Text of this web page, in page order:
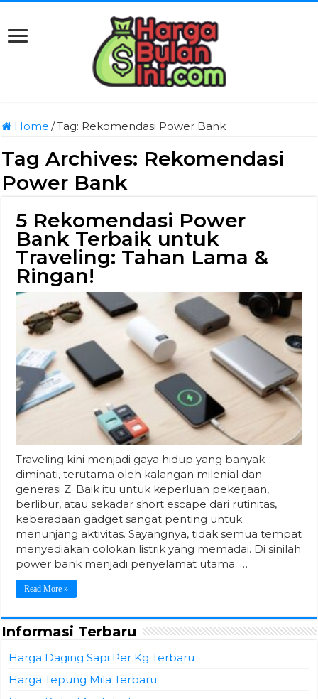
Home /Tag: Rekomendasi Power Bank
Tag Archives: Rekomendasi
Power Bank
5 Rekomendasi Power
Bank Terbaik untuk
Traveling: Tahan Lama &
Ringan!
Traveling kini menjadi gaya hidup yang banyak
diminati, terutama oleh kalangan milenial dan
generasi Z. Baik itu untuk keperluan pekerjaan,
berlibur, atau sekadar short escape dari rutinitas,
keberadaan gadget sangat penting untuk
menunjang aktivitas. Sayangnya, tidak semua tempat
menyediakan colokan listrik yang memadai. Di sinilah
power bank menjadi penyelamat utama. …
Read More »
Informasi Terbaru
Harga Daging Sapi Per Kg Terbaru
Harga Tepung Mila Terbaru